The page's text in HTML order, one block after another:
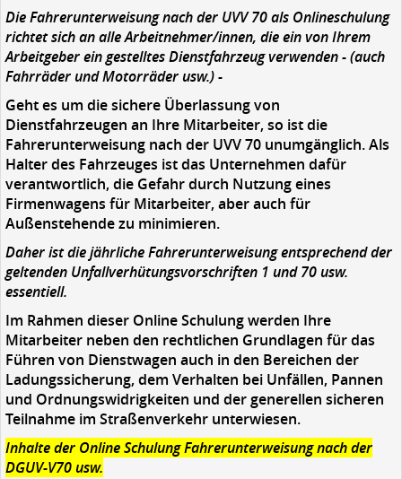
Die Fahrerunterweisung nach der UVV 70 als Onlineschulung
richtet sich an alle Arbeitnehmer/innen, die ein von Ihrem
Arbeitgeber ein gestelltes Dienstfahrzeug verwenden - (auch
Fahrräder und Motorräder usw.) -
Geht es um die sichere Überlassung von
Dienstfahrzeugen an Ihre Mitarbeiter, so ist die
Fahrerunterweisung nach der UVV 70 unumgänglich. Als
Halter des Fahrzeuges ist das Unternehmen dafür
verantwortlich, die Gefahr durch Nutzung eines
Firmenwagens für Mitarbeiter, aber auch für
Außenstehende zu minimieren.
Daher ist die jährliche Fahrerunterweisung entsprechend der
geltenden Unfallverhütungsvorschriften 1 und 70 usw.
essentiell.
Im Rahmen dieser Online Schulung werden Ihre
Mitarbeiter neben den rechtlichen Grundlagen für das
Führen von Dienstwagen auch in den Bereichen der
Ladungssicherung, dem Verhalten bei Unfällen, Pannen
und Ordnungswidrigkeiten und der generellen sicheren
Teilnahme im Straßenverkehr unterwiesen.
Inhalte der Online Schulung Fahrerunterweisung nach der
DGUV-V70 usw.